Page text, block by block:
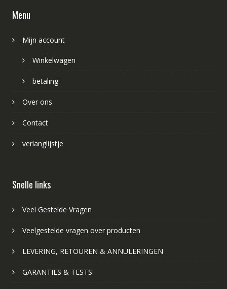
Menu
Mijn account
Winkelwagen
betaling
Over ons
Contact
verlanglijstje
Snelle links
Veel Gestelde Vragen
Veelgestelde vragen over producten
LEVERING, RETOUREN & ANNULERINGEN
GARANTIES & TESTS